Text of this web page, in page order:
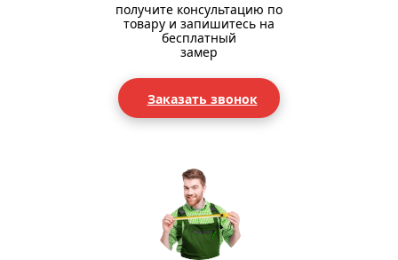
получите консультацию по
товару и запишитесь на
бесплатный
замер
Заказать звонок